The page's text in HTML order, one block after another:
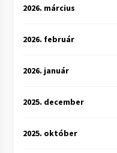
2026. március
2026. február
2026. január
2025. december
2025. október